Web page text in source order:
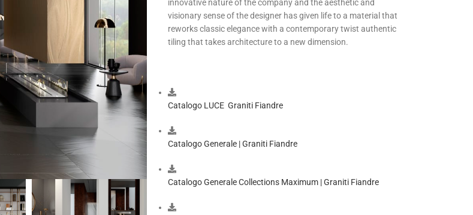
innovative nature of the company and the aesthetic and
visionary sense of the designer has given life to a material that
reworks classic elegance with a contemporary twist authentic
tiling that takes architecture to a new dimension.
Catalogo LUCE Graniti Fiandre
Catalogo Generale | Graniti Fiandre
Catalogo Generale Collections Maximum | Graniti Fiandre